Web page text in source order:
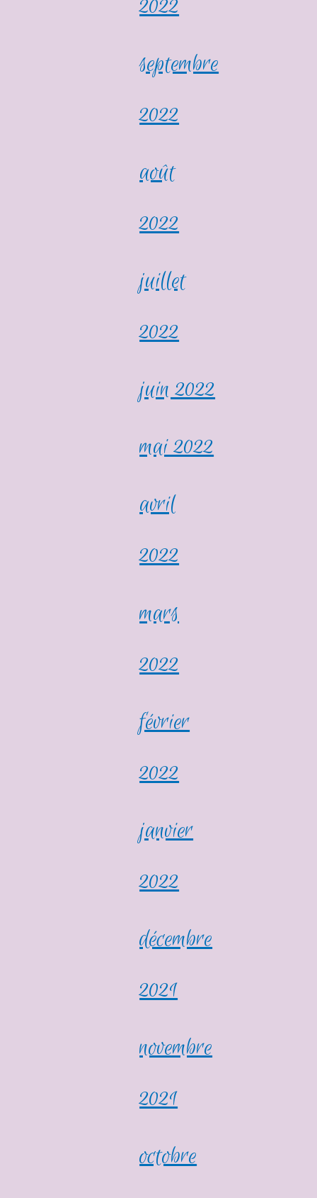
2022
septembre
2022
août
2022
juillet
2022
juin 2022
mai 2022
avril
2022
mars
2022
février
2022
janvier
2022
décembre
2021
novembre
2021
octobre